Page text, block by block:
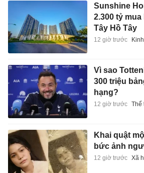
Sunshine
2.300 tỷ
Tây Hồ Tây
12 giờ trước
Vì sao
300 triệu
hạng?
12 giờ trước Thể
Khai quật
bức ảnh
12 giờ trước Xã